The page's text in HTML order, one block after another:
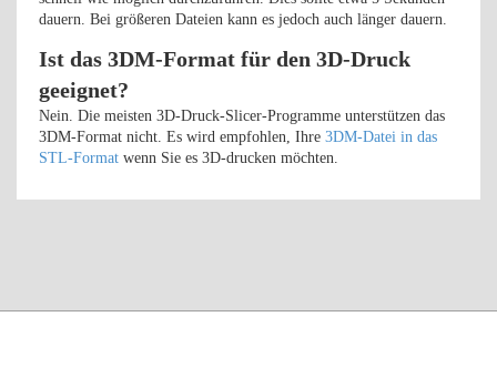
dauern. Bei größeren Dateien kann es jedoch auch länger dauern.
Ist das 3DM-Format für den 3D-Druck
geeignet?
Nein. Die meisten 3D-Druck-Slicer-Programme unterstützen das
3DM-Format nicht. Es wird empfohlen, Ihre 3DM-Datei in das
STL-Format wenn Sie es 3D-drucken möchten.